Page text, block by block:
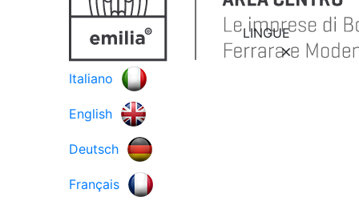
LINGUE
Italiano
English
Deutsch
Français